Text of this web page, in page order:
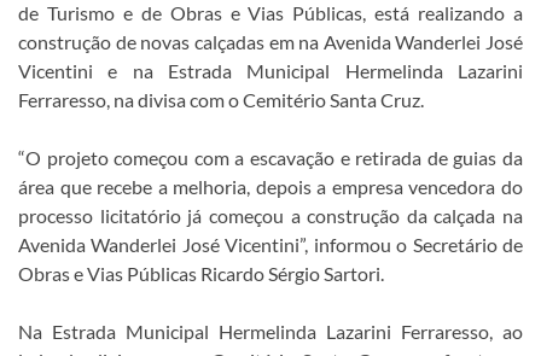
de Turismo e de Obras e Vias Públicas, está realizando a
construção de novas calçadas em na Avenida Wanderlei José
Vicentini e na Estrada Municipal Hermelinda Lazarini
Ferraresso, na divisa com o Cemitério Santa Cruz.
“O projeto começou com a escavação e retirada de guias da
área que recebe a melhoria, depois a empresa vencedora do
processo licitatório já começou a construção da calçada na
Avenida Wanderlei José Vicentini”, informou o Secretário de
Obras e Vias Públicas Ricardo Sérgio Sartori.
Na Estrada Municipal Hermelinda Lazarini Ferraresso, ao